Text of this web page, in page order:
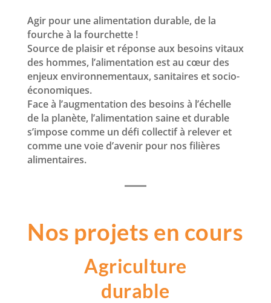
Agir pour une alimentation durable, de la
fourche à la fourchette !
Source de plaisir et réponse aux besoins vitaux
des hommes, l’alimentation est au cœur des
enjeux environnementaux, sanitaires et socio-
économiques.
Face à l’augmentation des besoins à l’échelle
de la planète, l’alimentation saine et durable
s’impose comme un défi collectif à relever et
comme une voie d’avenir pour nos filières
alimentaires.
Nos projets en cours
Agriculture
durable